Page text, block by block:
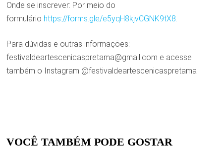
Onde se inscrever: Por meio do
formulário https://forms.gle/e5yqH8kjvCGNK9tX8.
Para dúvidas e outras informações:
festivaldeartescenicaspretama@gmail.com e acesse
também o Instagram @festivaldeartescenicaspretama
VOCÊ TAMBÉM PODE GOSTAR